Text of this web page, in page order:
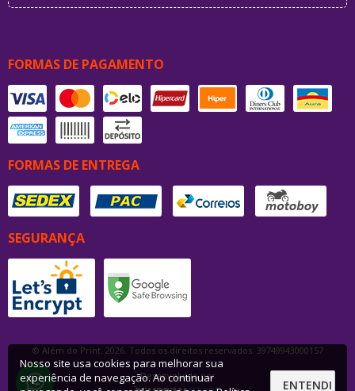
FORMAS DE PAGAMENTO
FORMAS DE ENTREGA
SEGURANÇA
© Além do Print. 2026. Todos os direitos reservados. 39749943000157
Desenvolvido por
Nosso site usa cookies para melhorar sua
experiência de navegação. Ao continuar
ENTENDI